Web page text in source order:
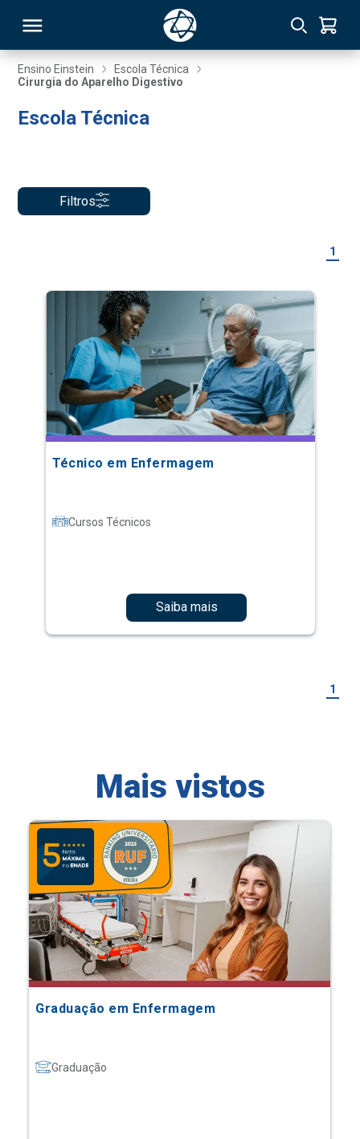
Ensino Einstein
Escola Técnica
Cirurgia do Aparelho Digestivo
Escola Técnica
Filtros
1
Técnico em Enfermagem
Cursos Técnicos
Saiba mais
1
Mais vistos
Graduação em Enfermagem
Graduação